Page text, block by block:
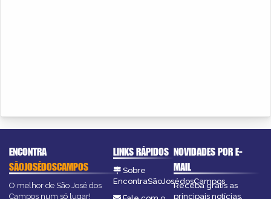
ENCONTRA
SÃOJOSÉDOSCAMPOS
O melhor de São José dos
Campos num só lugar!
LINKS RÁPIDOS
Sobre
EncontraSãoJosédosCampos
NOVIDADES POR E-
MAIL
Receba grátis as
principais notícias,